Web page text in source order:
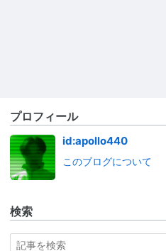
プロフィール
id:apollo440
このブログについて
検索